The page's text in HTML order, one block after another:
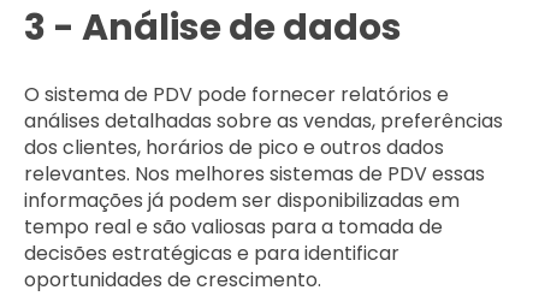
3 - Análise de dados
O sistema de PDV pode fornecer relatórios e
análises detalhadas sobre as vendas, preferências
dos clientes, horários de pico e outros dados
relevantes. Nos melhores sistemas de PDV essas
informações já podem ser disponibilizadas em
tempo real e são valiosas para a tomada de
decisões estratégicas e para identificar
oportunidades de crescimento.